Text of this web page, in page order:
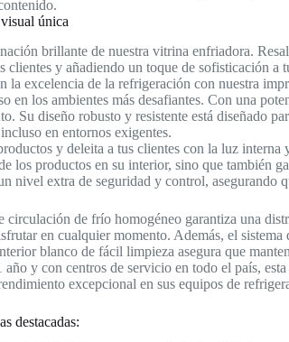
única
brillante de nuestra vitrina enfriadora.
clientes y añadiendo un toque de sofisticación a
la excelencia de la refrigeración con nuestra
en los ambientes más desafiantes. Con una
Su diseño robusto y resistente está diseñado
en entornos exigentes.
y deleita a tus clientes con la luz interna
los productos en su interior, sino que también
nivel extra de seguridad y control, asegurando
circulación de frío homogéneo garantiza una
en cualquier momento. Además, el
blanco de fácil limpieza asegura que
año y con centros de servicio en todo el país,
excepcional en sus equipos de
destacadas: